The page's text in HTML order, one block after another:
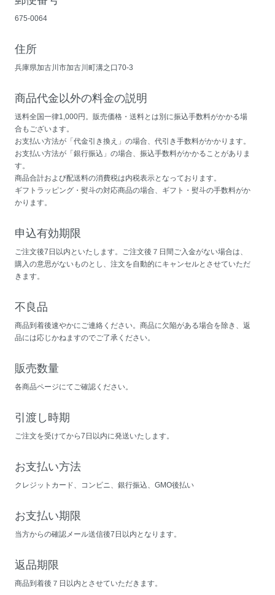
675-0064
住所
兵庫県加古川市加古川町溝之口70-3
商品代金以外の料金の説明
送料全国一律1,000円。販売価格・送料とは別に振込手数料がかかる場
合もございます。
お支払い方法が「代金引き換え」の場合、代引き手数料がかかります。
お支払い方法が「銀行振込」の場合、振込手数料がかかることがありま
す。
商品合計および配送料の消費税は内税表示となっております。
ギフトラッピング・熨斗の対応商品の場合、ギフト・熨斗の手数料がか
かります。
申込有効期限
ご注文後7日以内といたします。ご注文後７日間ご入金がない場合は、
購入の意思がないものとし、注文を自動的にキャンセルとさせていただ
きます。
不良品
商品到着後速やかにご連絡ください。商品に欠陥がある場合を除き、返
品には応じかねますのでご了承ください。
販売数量
各商品ページにてご確認ください。
引渡し時期
ご注文を受けてから7日以内に発送いたします。
お支払い方法
クレジットカード、コンビニ、銀行振込、GMO後払い
お支払い期限
当方からの確認メール送信後7日以内となります。
返品期限
商品到着後７日以内とさせていただきます。